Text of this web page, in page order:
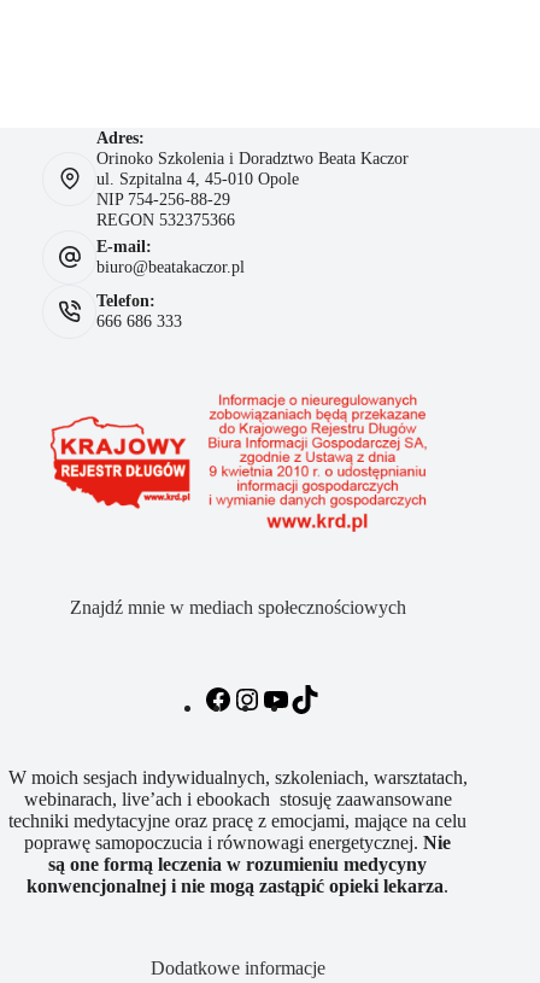
Adres:
Orinoko Szkolenia i Doradztwo Beata Kaczor
ul. Szpitalna 4, 45-010 Opole
NIP 754-256-88-29
REGON 532375366
E-mail:
biuro@beatakaczor.pl
Telefon:
666 686 333
Znajdź mnie w mediach społecznościowych
Facebook
Instagram
YouTube
W moich sesjach indywidualnych, szkoleniach, warsztatach,
webinarach, live’ach i ebookach stosuję zaawansowane
techniki medytacyjne oraz pracę z emocjami, mające na celu
poprawę samopoczucia i równowagi energetycznej.Nie
są one formą leczenia w rozumieniu medycyny
konwencjonalnej i nie mogą zastąpić opieki lekarza.
Dodatkowe informacje